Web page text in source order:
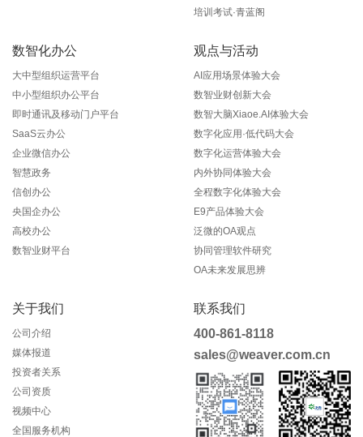
培训考试·青蓝阁
数智化办公
大中型组织运营平台
中小型组织办公平台
即时通讯及移动门户平台
SaaS云办公
企业微信办公
智慧政务
信创办公
央国企办公
高校办公
数智业财平台
观点与活动
AI应用场景体验大会
数智业财创新大会
数智大脑Xiaoe.AI体验大会
数字化应用·低代码大会
数字化运营体验大会
内外协同体验大会
全程数字化体验大会
E9产品体验大会
泛微的OA观点
协同管理软件研究
OA未来发展思辨
关于我们
公司介绍
媒体报道
投资者关系
公司资质
视频中心
全国服务机构
联系我们
400-861-8118
sales@weaver.com.cn